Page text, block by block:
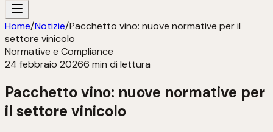
Home/Notizie/Pacchetto vino: nuove normative per il
settore vinicolo
Normative e Compliance
24 febbraio 20266 min di lettura
Pacchetto vino: nuove normative per
il settore vinicolo